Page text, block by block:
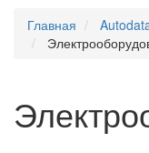
Главная